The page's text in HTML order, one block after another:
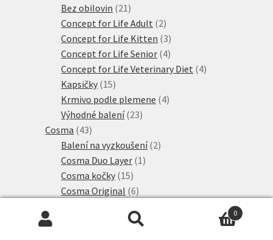
produktů
Bez obilovin 2121
produktů
Concept for Life Adult 22
produkty
Concept for Life Kitten 33
produkty
Concept for Life Senior 44
produkty
Concept for Life Veterinary Diet 44
Kapsičky 1515
produktů
Krmivo podle plemene 44
Výhodné balení 2323
Cosma 4343
produktů
Balení na vyzkoušení 22
Cosma Duo Layer 11
Cosma kočky 1515
produktů
Cosma Original 66
0